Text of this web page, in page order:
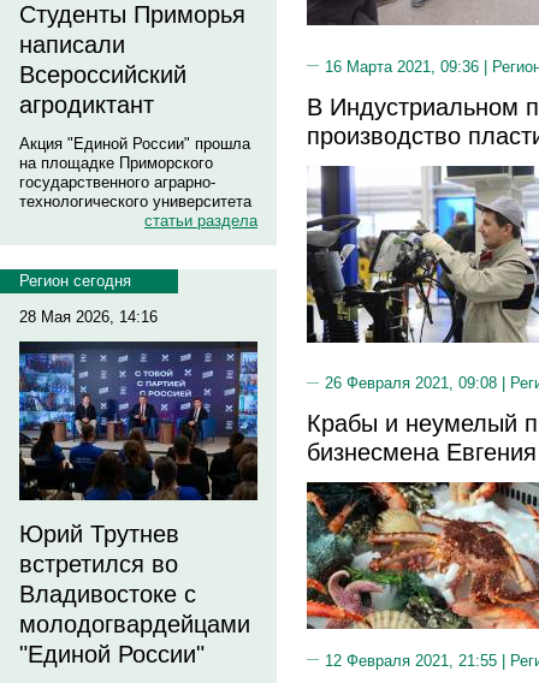
Студенты Приморья
написали
Всероссийский
агродиктант
Акция "Единой России" прошла
на площадке Приморского
государственного аграрно-
технологического университета
статьи раздела
Регион сегодня
28 Мая 2026, 14:16
Юрий Трутнев
встретился во
Владивостоке с
молодогвардейцами
"Единой России"
16 Марта 2021, 09:36 |
В Индустриальном
производство
26 Февраля 2021, 09:08 |
Крабы и неумелый
бизнесмена
12 Февраля 2021, 21:55 |